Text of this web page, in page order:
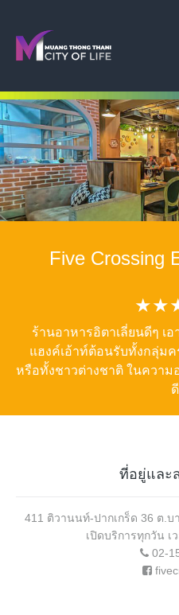
Five Crossing
ร้านอาหารอิตาเลี่ยนดีๆ เ
แฮงค์เอ้าท์ต้อนรับทั้งกลุ่ม
หรือทั้งชาวต่างชาติ ในความ
ที่อยู่และ
411 ติวานนท์-ปากเกร็ด 36 ต.
เปิดบริการทุกวัน เ
02-